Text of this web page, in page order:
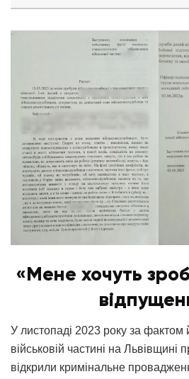
«Мене хочуть
У листопаді 2023 року за фактом
військовій частині на Львівщині
відкрили кримінальне